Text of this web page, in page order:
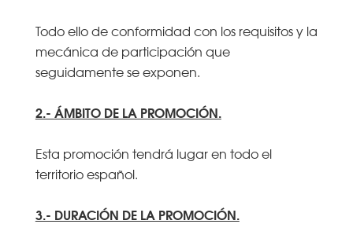
Todo ello de conformidad con los requisitos y la
mecánica de participación que
seguidamente se exponen.
2.- ÁMBITO DE LA PROMOCIÓN.
Esta promoción tendrá lugar en todo el
territorio español.
3.- DURACIÓN DE LA PROMOCIÓN.